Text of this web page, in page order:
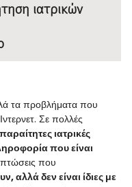
ιατρικών
τα προβλήματα που
Σε πολλές
ιατρικές
που είναι
που
αλλά δεν είναι ίδιες με